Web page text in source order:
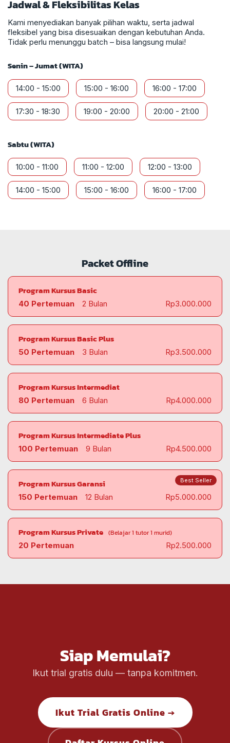
Jadwal & Fleksibilitas Kelas
Kami menyediakan banyak pilihan waktu, serta jadwal
fleksibel yang bisa disesuaikan dengan kebutuhan Anda.
Tidak perlu menunggu batch – bisa langsung mulai!
Senin – Jumat (WITA)
14:00 - 15:00 15:00 - 16:00 16:00 - 17:00
17:30 - 18:30 19:00 - 20:00 20:00 - 21:00
Sabtu (WITA)
10:00 - 11:00 11:00 - 12:00 12:00 - 13:00
14:00 - 15:00 15:00 - 16:00 16:00 - 17:00
Packet Offline
Program Kursus Basic
40 Pertemuan 2 Bulan Rp3.000.000
Program Kursus Basic Plus
50 Pertemuan 3 Bulan Rp3.500.000
Program Kursus Intermediat
80 Pertemuan 6 Bulan Rp4.000.000
Program Kursus Intermediate Plus
100 Pertemuan 9 Bulan Rp4.500.000
Program Kursus Garansi
150 Pertemuan 12 Bulan Rp5.000.000
Best Seller
Program Kursus Private (Belajar 1 tutor 1 murid)
20 Pertemuan Rp2.500.000
Siap Memulai?
Ikut trial gratis dulu — tanpa komitmen.
Ikut Trial Gratis Online →